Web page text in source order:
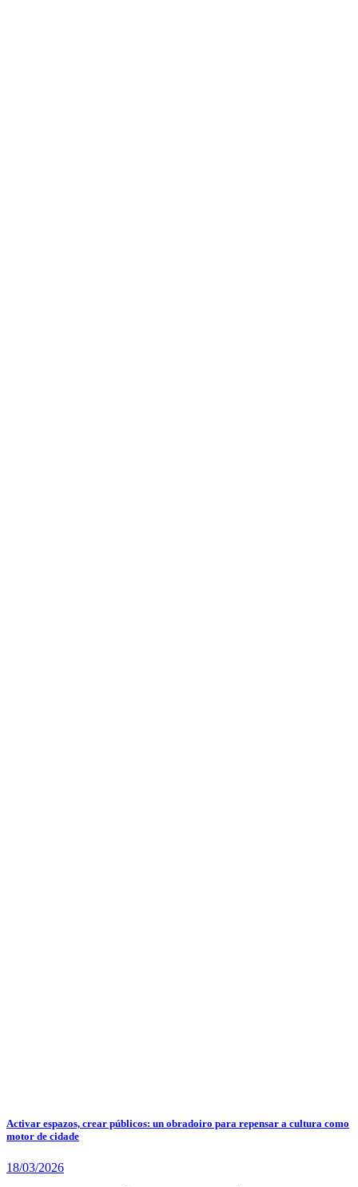
Activar espazos, crear públicos: un obradoiro para repensar a cultura como
motor de cidade
18/03/2026